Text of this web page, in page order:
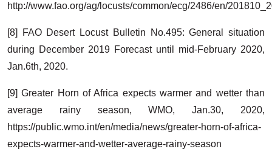
http://www.fao.org/ag/locusts/common/ecg/2486/en/
[8] FAO Desert Locust Bulletin No.495: General situation
during December 2019 Forecast until mid-February 2020,
Jan.6th, 2020.
[9] Greater Horn of Africa expects warmer and wetter than
average rainy season, WMO, Jan.30, 2020,
https://public.wmo.int/en/media/news/greater-horn-of-africa-
expects-warmer-and-wetter-average-rainy-season